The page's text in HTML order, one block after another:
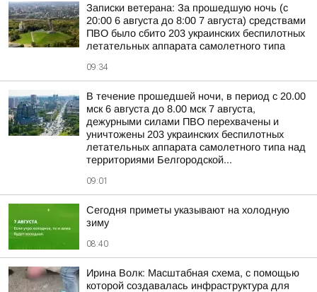
Записки ветерана: За прошедшую ночь (с
20:00 6 августа до 8:00 7 августа) средствами
ПВО было сбито 203 украинских беспилотных
летательных аппарата самолетного типа
09:34
В течение прошедшей ночи, в период с 20.00
мск 6 августа до 8.00 мск 7 августа,
дежурными силами ПВО перехвачены и
уничтожены 203 украинских беспилотных
летательных аппарата самолетного типа над
территориями Белгородской...
09:01
Сегодня приметы указывают на холодную
зиму
08:40
Ирина Волк: Масштабная схема, с помощью
которой создавалась инфраструктура для